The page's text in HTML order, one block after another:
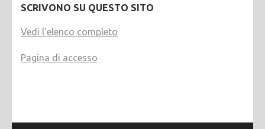
SCRIVONO SU QUESTO SITO
Vedi l'elenco completo
Pagina di accesso